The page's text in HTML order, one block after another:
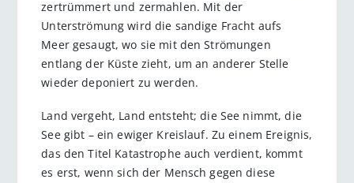
zertrümmert und zermahlen. Mit der
Unterströmung wird die sandige Fracht aufs
Meer gesaugt, wo sie mit den Strömungen
entlang der Küste zieht, um an anderer Stelle
wieder deponiert zu werden.
Land vergeht, Land entsteht; die See nimmt, die
See gibt – ein ewiger Kreislauf. Zu einem Ereignis,
das den Titel Katastrophe auch verdient, kommt
es erst, wenn sich der Mensch gegen diese